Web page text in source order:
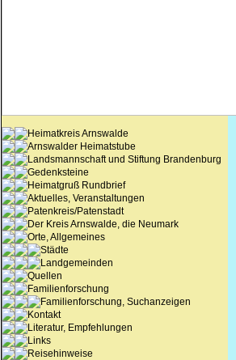
Heimatkreis Arnswalde
Arnswalder Heimatstube
Landsmannschaft und Stiftung Brandenburg
Gedenksteine
Heimatgruß Rundbrief
Aktuelles, Veranstaltungen
Patenkreis/Patenstadt
Der Kreis Arnswalde, die Neumark
Orte, Allgemeines
Städte
Landgemeinden
Quellen
Familienforschung
Familienforschung, Suchanzeigen
Kontakt
Literatur, Empfehlungen
Links
Reisehinweise